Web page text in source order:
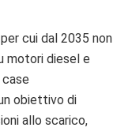
cui dal 2035 non
motori diesel e
case
obiettivo di
allo scarico,